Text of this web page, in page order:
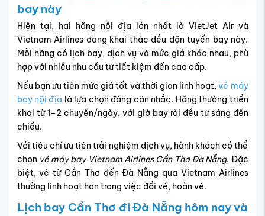
bay này
Hiện tại, hai hãng nội địa lớn nhất là VietJet Air và
Vietnam Airlines đang khai thác đều đặn tuyến bay này.
Mỗi hãng có lịch bay, dịch vụ và mức giá khác nhau, phù
hợp với nhiều nhu cầu từ tiết kiệm đến cao cấp.
Nếu bạn ưu tiên mức giá tốt và thời gian linh hoạt,vé máy
bay nội địa là lựa chọn đáng cân nhắc. Hãng thường triển
khai từ 1–2 chuyến/ngày, với giờ bay rải đều từ sáng đến
chiều.
Với tiêu chí ưu tiên trải nghiệm dịch vụ, hành khách có thể
chọn vé máy bay Vietnam Airlines Cần Thơ Đà Nẵng. Đặc
biệt, vé từ Cần Thơ đến Đà Nẵng qua Vietnam Airlines
thường linh hoạt hơn trong việc đổi vé, hoàn vé.
Lịch bay Cần Thơ đi Đà Nẵng hôm nay và